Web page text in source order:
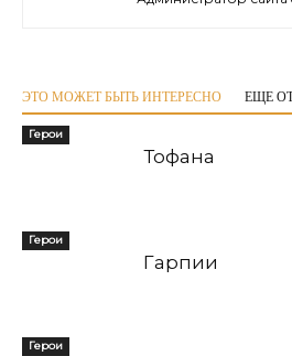
ЭТО МОЖЕТ БЫТЬ ИНТЕРЕСНО ЕЩЕ
Герои
Тофана
Герои
Гарпии
Герои